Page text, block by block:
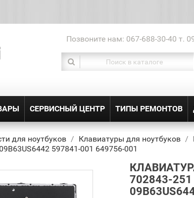
Позвоните нам: 067-688-30-40 т.
СЕРВИСНЫЙ ЦЕНТР ТИПЫ РЕМОНТОВ
для ноутбуков Клавиатуры для ноутбуков
597841-001 649756-001
702843-251